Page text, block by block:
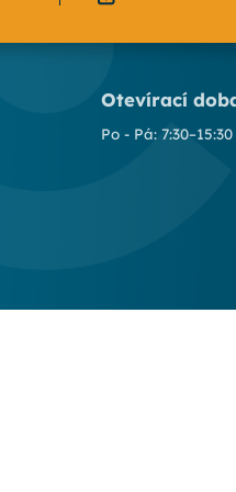
Otevírací
Po - Pá: 7:30–15:30